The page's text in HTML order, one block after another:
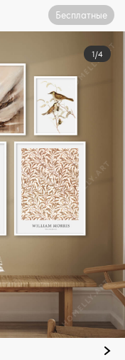
1/4
Бесплатные